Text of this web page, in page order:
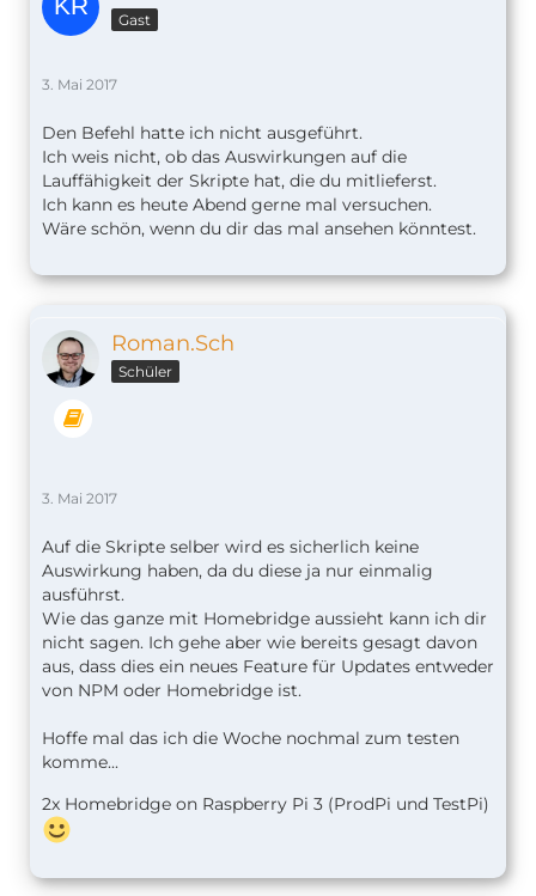
Gast
3. Mai 2017
Den Befehl hatte ich nicht ausgeführt.
Ich weis nicht, ob das Auswirkungen auf die
Lauffähigkeit der Skripte hat, die du mitlieferst.
Ich kann es heute Abend gerne mal versuchen.
Wäre schön, wenn du dir das mal ansehen könntest.
Roman.Sch
Schüler
3. Mai 2017
Auf die Skripte selber wird es sicherlich keine
Auswirkung haben, da du diese ja nur einmalig
ausführst.
Wie das ganze mit Homebridge aussieht kann ich dir
nicht sagen. Ich gehe aber wie bereits gesagt davon
aus, dass dies ein neues Feature für Updates entweder
von NPM oder Homebridge ist.
Hoffe mal das ich die Woche nochmal zum testen
komme...
2x Homebridge on Raspberry Pi 3 (ProdPi und TestPi)